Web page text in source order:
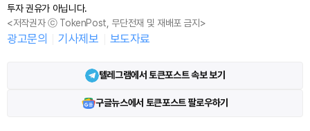
투자 권유가 아닙니다.
<저작권자 ⓒ TokenPost, 무단전재 및 재배포 금지>
광고문의 기사제보 보도자료
텔레그램에서 토큰포스트 속보 보기
구글뉴스에서 토큰포스트 팔로우하기